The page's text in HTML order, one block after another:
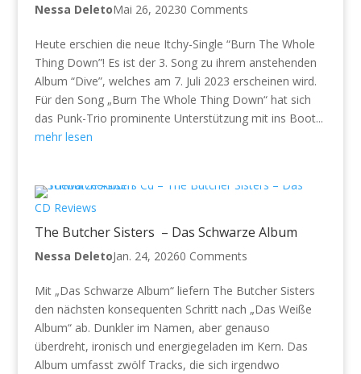
Nessa DeletoMai 26, 20230 Comments
Heute erschien die neue Itchy-Single “Burn The Whole
Thing Down”! Es ist der 3. Song zu ihrem anstehenden
Album “Dive”, welches am 7. Juli 2023 erscheinen wird.
Für den Song „Burn The Whole Thing Down“ hat sich
das Punk-Trio prominente Unterstützung mit ins Boot...
mehr lesen
CD Reviews
The Butcher Sisters – Das Schwarze Album
Nessa DeletoJan. 24, 20260 Comments
Mit „Das Schwarze Album“ liefern The Butcher Sisters
den nächsten konsequenten Schritt nach „Das Weiße
Album“ ab. Dunkler im Namen, aber genauso
überdreht, ironisch und energiegeladen im Kern. Das
Album umfasst zwölf Tracks, die sich irgendwo